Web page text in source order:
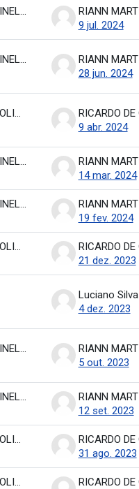
RIANN MARTINELLI BATISTA
9 jul. 2024
RIANN MARTINELLI BATISTA
28 jun. 2024
RICARDO DE OLIVEIRA BRASIL COSTA
9 abr. 2024
RIANN MARTINELLI BATISTA
14 mar. 2024
RIANN MARTINELLI BATISTA
19 fev. 2024
RICARDO DE OLIVEIRA BRASIL COSTA
21 dez. 2023
Luciano Silva
4 dez. 2023
RIANN MARTINELLI BATISTA
5 out. 2023
RIANN MARTINELLI BATISTA
12 set. 2023
RICARDO DE OLIVEIRA BRASIL COSTA
31 ago. 2023
RICARDO DE OLIVEIRA BRASIL COSTA